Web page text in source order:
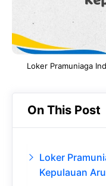
Loker Pramuniaga
On This Post
Loker
Kepulauan Aru